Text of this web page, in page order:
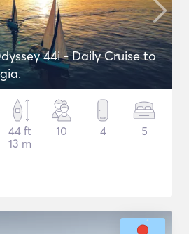
44i - Daily Cruise to
44 ft
13 m
10 4 5